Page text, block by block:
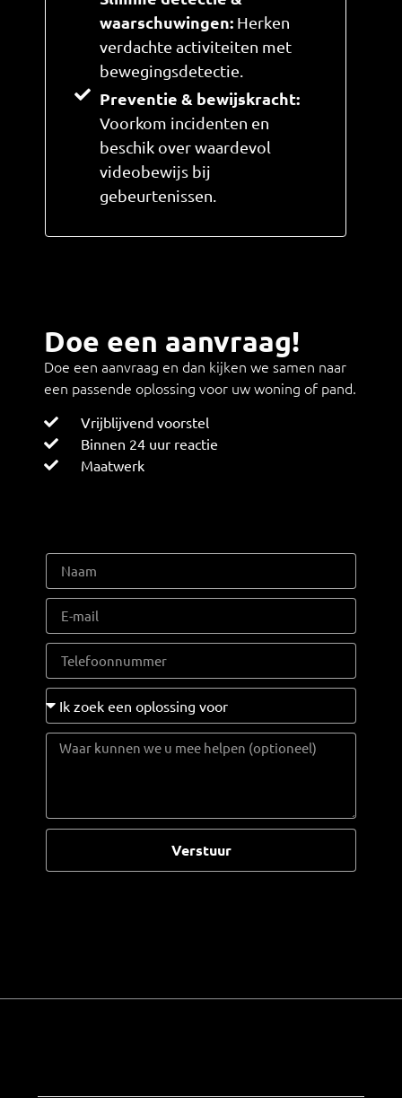
waarschuwingen:Herken
verdachte activiteiten met
bewegingsdetectie.
Preventie & bewijskracht:
Voorkom incidenten en
beschik over waardevol
videobewijs bij
gebeurtenissen.
Doe een aanvraag!
Doe een aanvraag en dan kijken we samen naar
een passende oplossing voor uw woning of pand.
Vrijblijvend voorstel
Binnen 24 uur reactie
Maatwerk
Verstuur